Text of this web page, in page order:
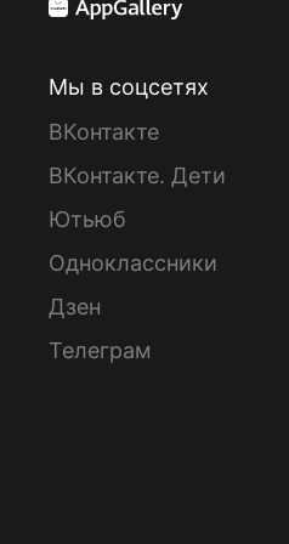
Мы в соцсетях
ВКонтакте
ВКонтакте. Дети
Ютьюб
Одноклассники
Дзен
Телеграм